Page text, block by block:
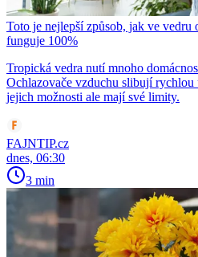
Toto je nejlepší způsob, jak ve
funguje 100%
Tropická vedra nutí mnoho
Ochlazovače vzduchu slibují rychlou
jejich možnosti ale mají své limity.
FAJNTIP.cz
dnes, 06:30
3 min